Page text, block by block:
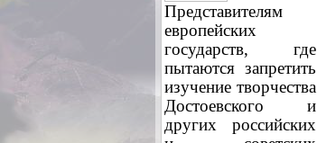
Представителям
европейских
государств, где
пытаются запретить
изучение творчества
Достоевского и
других российских